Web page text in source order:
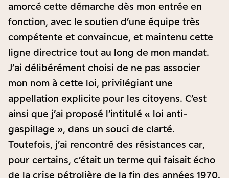
amorcé cette démarche dès mon entrée en
fonction, avec le soutien d’une équipe très
compétente et convaincue, et maintenu cette
ligne directrice tout au long de mon mandat.
J’ai délibérément choisi de ne pas associer
mon nom à cette loi, privilégiant une
appellation explicite pour les citoyens. C’est
ainsi que j’ai proposé l’intitulé « loi anti-
gaspillage », dans un souci de clarté.
Toutefois, j’ai rencontré des résistances car,
pour certains, c’était un terme qui faisait écho
de la crise pétrolière de la fin des années 1970.